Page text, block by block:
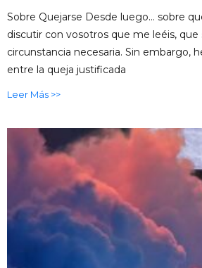
Sobre Quejarse Desde luego… sobre
discutir con vosotros que me leéis, que
circunstancia necesaria. Sin embargo,
entre la queja justificada
Leer Más >>